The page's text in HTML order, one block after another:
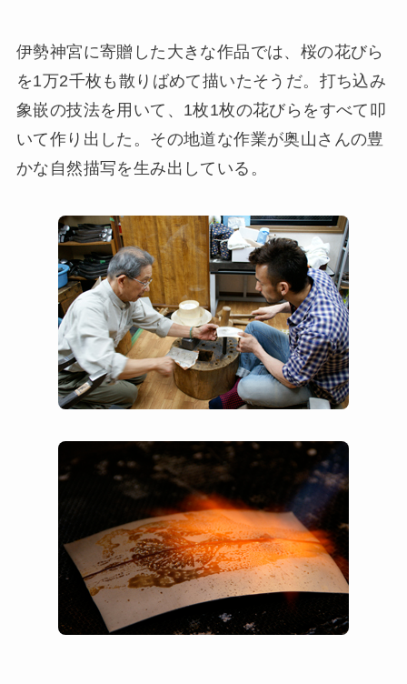
伊勢神宮に寄贈した大きな作品では、桜の花びら
を1万2千枚も散りばめて描いたそうだ。打ち込み
象嵌の技法を用いて、1枚1枚の花びらをすべて叩
いて作り出した。その地道な作業が奥山さんの豊
かな自然描写を生み出している。